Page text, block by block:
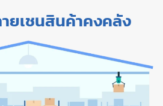
ยเชนสินค้าคงคลัง